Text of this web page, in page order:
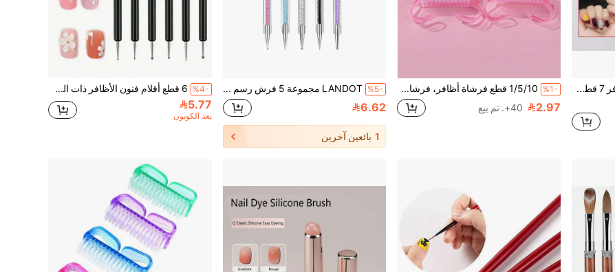
مجموعة فرش فن الأظافر 7 قطع مع مقابض كريستال براقة، فرش تفصيلية ومسطحة ومروحية ونحت للرسم والتفصيل والدمج وإنشاء تصاميم فن الأظافر المعقدة
%1- 1/5/10 قطع فرشاة أظافر، فرشاة متعددة الوظائف للعناية بالأظافر، تنظيف الأظافر، إزالة غبار الأظافر وتنظيف الأوساخ
2.97 40+. تم بيع
%5- LANDOT مجموعة 5 فرش رسم أظافر خطية، فرش أظافر أكريليك الرأس مقاس 5/7/10/12/15 مم أداة رسم وتلوين الأظافر وأقلام التنقيط للخطوط الطويلة والتفاصيل والرسم الدقيق، هدية للنساء
6.62
1 بائعين آخرين
%4- 6 قطع أقلام فنون الأظافر ذات الطرفين وأدوات النقر، 6 قطع طقم أدوات تصميم الأظافر باللون الأسود، أقلام فنون الأظافر، أقلام الطرف الفرنسي، أقلام التخطيط، أقلام تمديد طلاء الجل، أدوات صالون الأظافر وفنون الأظافر DIY
5.77
بعد الكوبون